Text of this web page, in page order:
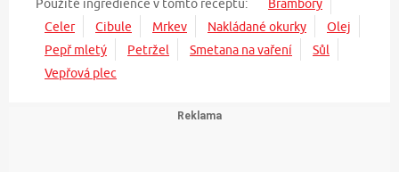
Použité ingredience v tomto receptu:
Brambory
Celer
Cibule Mrkev Nakládané okurky
Olej
Pepř mletý
Petržel Smetana na vaření
Sůl
Vepřová plec